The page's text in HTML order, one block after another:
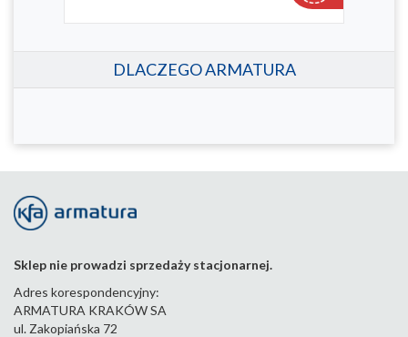
DLACZEGO ARMATURA
Sklep nie prowadzi sprzedaży stacjonarnej.
Adres korespondencyjny:
ARMATURA KRAKÓW SA
ul. Zakopiańska 72